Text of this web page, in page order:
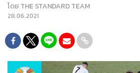
โดย THE STANDARD TEAM
28.06.2021